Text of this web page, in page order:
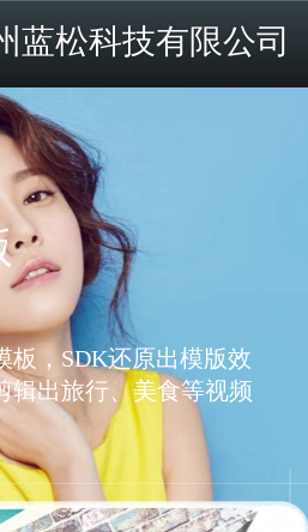
蓝松科技有限公司
板，SDK还原出模版效
辑出旅行、美食等视频